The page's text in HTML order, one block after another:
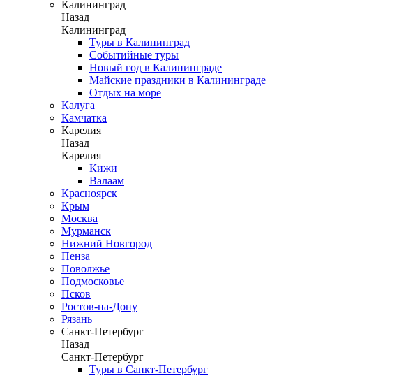
Калининград
Назад
Калининград
Туры в Калининград
Событийные туры
Новый год в Калининграде
Майские праздники в Калининграде
Отдых на море
Калуга
Камчатка
Карелия
Назад
Карелия
Кижи
Валаам
Красноярск
Крым
Москва
Мурманск
Нижний Новгород
Пенза
Поволжье
Подмосковье
Псков
Ростов-на-Дону
Рязань
Санкт-Петербург
Назад
Санкт-Петербург
Туры в Санкт-Петербург